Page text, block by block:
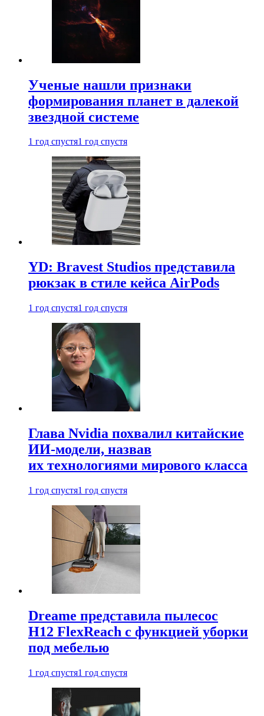
Ученые нашли признаки
формирования планет в далекой
звездной системе
1 год спустя1 год спустя
YD: Bravest Studios представила
рюкзак в стиле кейса AirPods
1 год спустя1 год спустя
Глава Nvidia похвалил китайские
ИИ-модели, назвав
их технологиями мирового класса
1 год спустя1 год спустя
Dreame представила пылесос
H12 FlexReach с функцией уборки
под мебелью
1 год спустя1 год спустя